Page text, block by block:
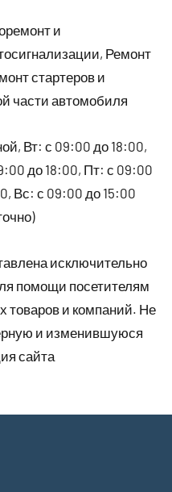
и
Ремонт
стартеров и
части автомобиля
Вт: с 09:00 до 18:00,
до 18:00, Пт: с 09:00
Вс: с 09:00 до 15:00
исключительно
помощи посетителям
товаров и компаний. Не
и изменившуюся
сайта